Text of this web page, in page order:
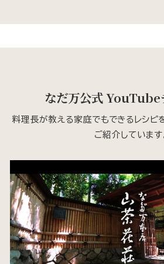
なだ万公式 YouTube
料理長が教える家庭でもできるレシピ
ご紹介しています